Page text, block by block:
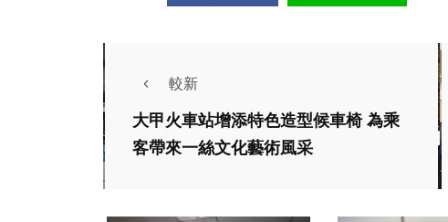
較新
大甲火車站增添特色造型候車椅 為乘
客帶來一絲文化藝術風采